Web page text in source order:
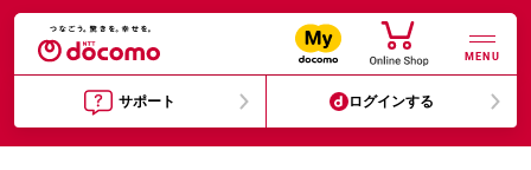
MENU
サポート ログインする